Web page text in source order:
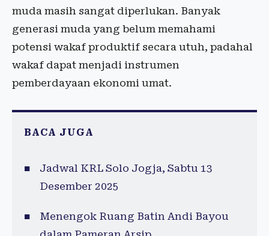
muda masih sangat diperlukan. Banyak
generasi muda yang belum memahami
potensi wakaf produktif secara utuh, padahal
wakaf dapat menjadi instrumen
pemberdayaan ekonomi umat.
BACA JUGA
Jadwal KRL Solo Jogja, Sabtu 13
Desember 2025
Menengok Ruang Batin Andi Bayou